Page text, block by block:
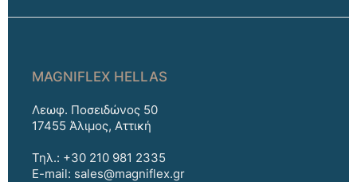
MAGNIFLEX HELLAS
Λεωφ. Ποσειδώνος 50
17455 Άλιμος, Αττική
Τηλ.: +30 210 981 2335
E-mail: sales@magniflex.gr